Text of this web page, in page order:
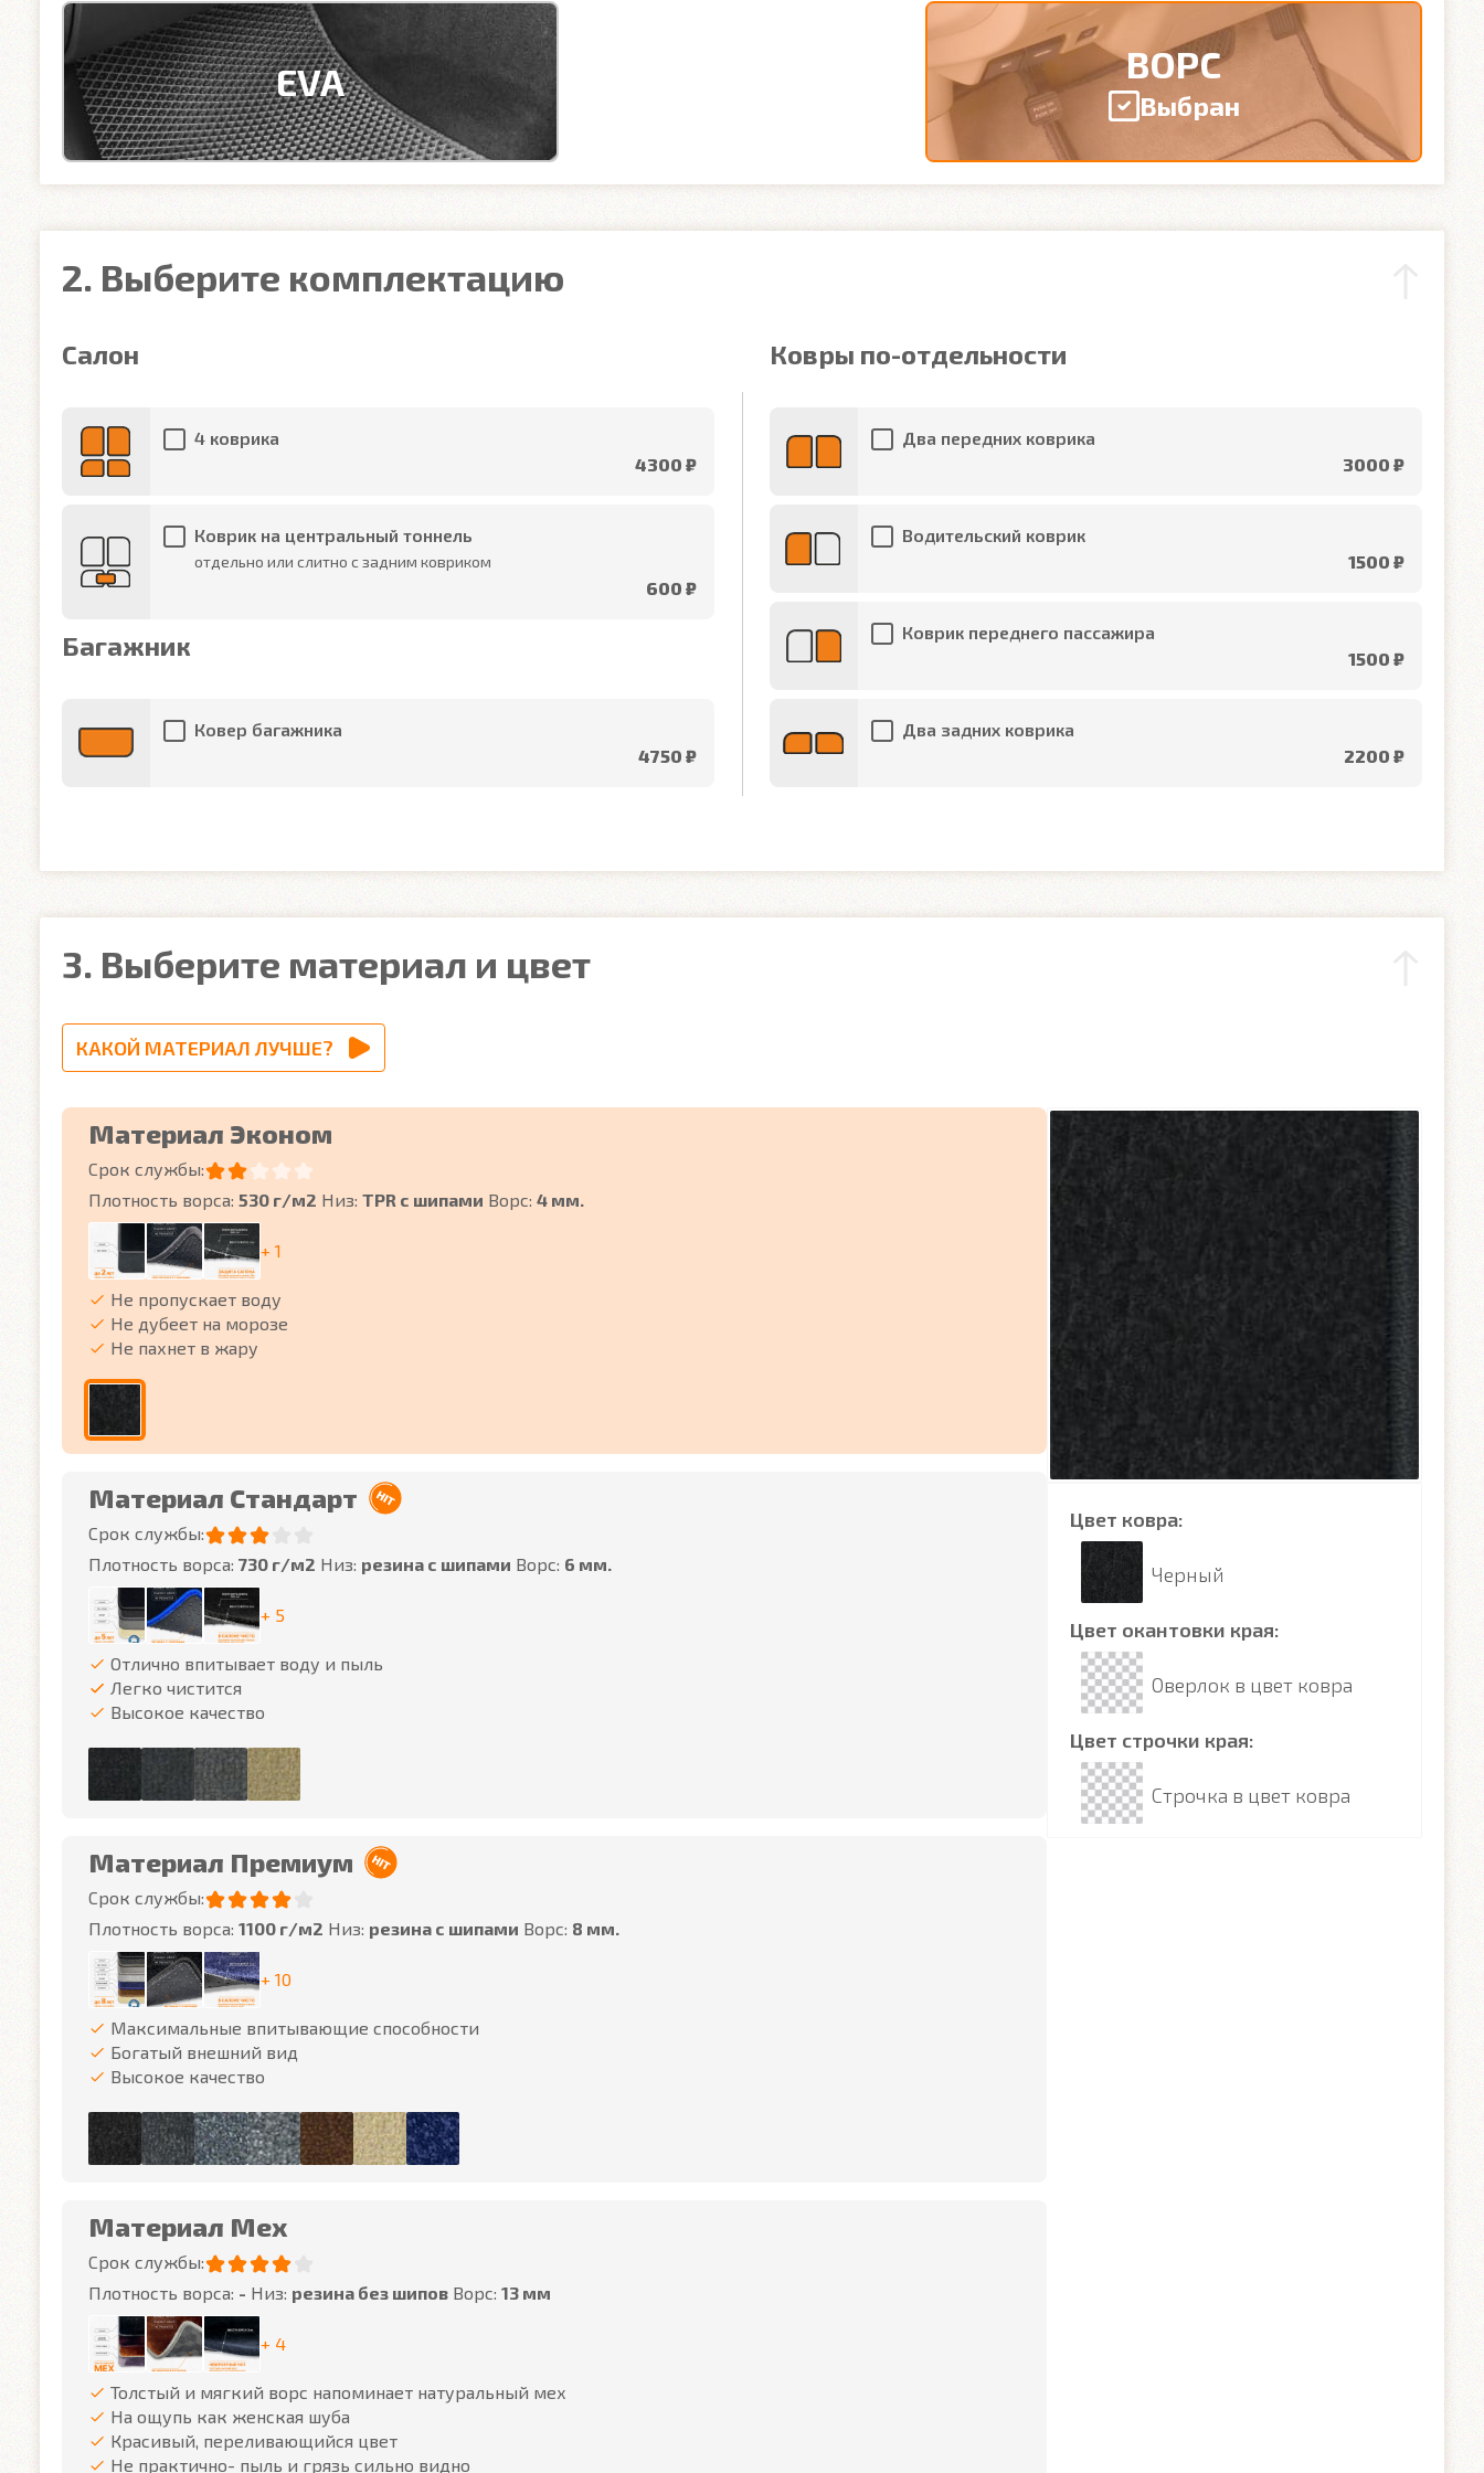
EVA ВОРС
Выбран
2. Выберите комплектацию
Салон
4 коврика
4300 ₽
Коврик на центральный тоннель
отдельно или слитно с задним ковриком
600 ₽
Багажник
Ковер багажника
4750 ₽
Ковры по-отдельности
Два передних коврика
3000 ₽
Водительский коврик
1500 ₽
Коврик переднего пассажира
1500 ₽
Два задних коврика
2200 ₽
3. Выберите материал и цвет
КАКОЙ МАТЕРИАЛ ЛУЧШЕ?
Материал Эконом
Срок службы:
Плотность ворса: 530 г/м2 Низ: TPR с шипами Ворс: 4 мм.
+ 1
Не пропускает воду
Не дубеет на морозе
Не пахнет в жару
Материал Стандарт
Срок службы:
Плотность ворса: 730 г/м2 Низ: резина с шипами Ворс: 6 мм.
+ 5
Отлично впитывает воду и пыль
Легко чистится
Высокое качество
Материал Премиум
Срок службы:
Плотность ворса: 1100 г/м2 Низ: резина с шипами Ворс: 8 мм.
+ 10
Максимальные впитывающие способности
Богатый внешний вид
Высокое качество
Материал Мех
Срок службы:
Плотность ворса: - Низ: резина без шипов Ворс: 13 мм
+ 4
Толстый и мягкий ворс напоминает натуральный мех
На ощупь как женская шуба
Красивый, переливающийся цвет
Не практично- пыль и грязь сильно видно
Цвет ковра:
Черный
Цвет окантовки края:
Оверлок в цвет ковра
Цвет строчки края:
Строчка в цвет ковра